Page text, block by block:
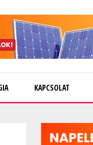
KAPCSOLAT